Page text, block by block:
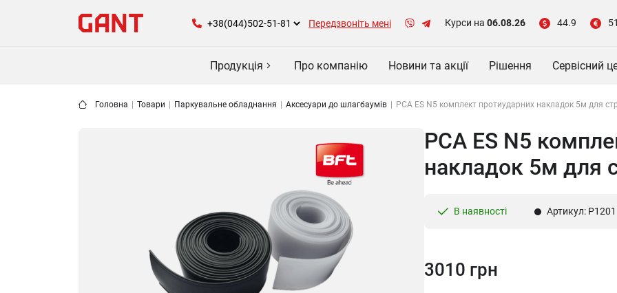
Передзвоніть мені Курси на 06.08.26 44.9
Продукція Про компанію Новини та акції Рішення Сервісний
Головна Товари Паркувальне обладнання Аксесуари до шлагбаумів PCA ES N5 комплект протиударних накладок 5м для
PCA ES N5
накладок 5м для
В наявності Артикул:
3010 грн